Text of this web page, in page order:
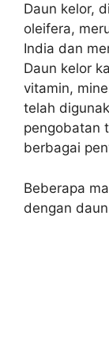
Daun kelor,
oleifera,
India dan
Daun kelor
vitamin,
telah
pengobatan
berbagai
Beberapa
dengan